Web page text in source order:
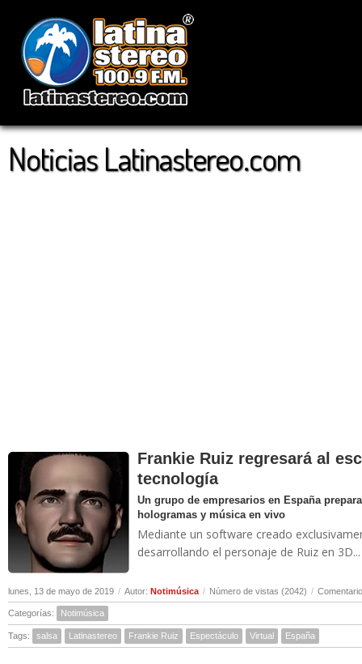
Noticias Latinastereo.com
Frankie Ruiz regresará al
tecnología
Un grupo de empresarios en España
hologramas y música en vivo
Mediante un software creado
desarrollando el personaje de Ruiz en 3D...
lunes, 13 de mayo de 2019 / Autor: Notimúsica / Número de vistas (2042) /
Categorías: Notimúsica
Tags: salsa Latinastereo Frankie Ruiz Espectáculo Virtual España